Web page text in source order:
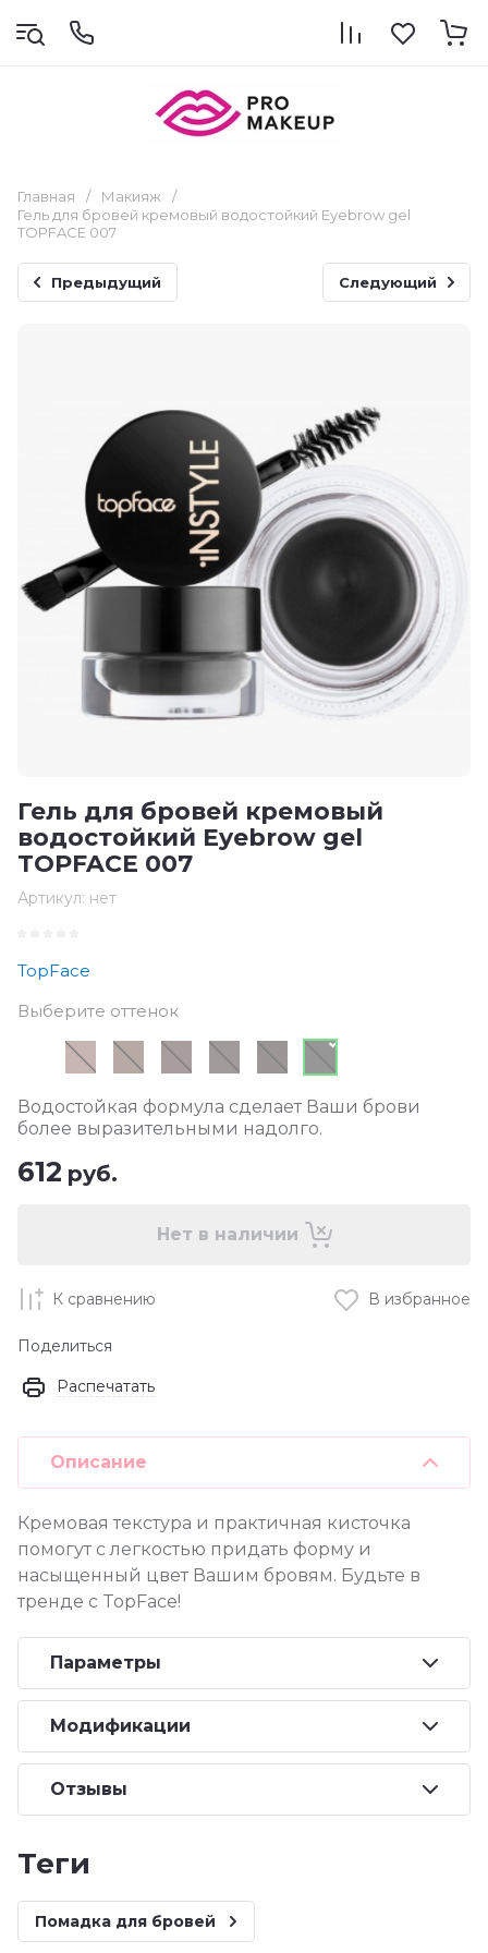
Главная / Макияж
/
Гель для бровей кремовый водостойкий Eyebrow gel
TOPFACE 007
Предыдущий Следующий
Гель для бровей кремовый
водостойкий Eyebrow gel
TOPFACE 007
Артикул: нет
TopFace
Выберите оттенок
Водостойкая формула сделает Ваши брови
более выразительными надолго.
612 руб.
Нет в наличии
К сравнению В избранное
Поделиться
Распечатать
Описание
Кремовая текстура и практичная кисточка
помогут с легкостью придать форму и
насыщенный цвет Вашим бровям. Будьте в
тренде с TopFace!
Параметры
Модификации
Отзывы
теги
Помадка для бровей